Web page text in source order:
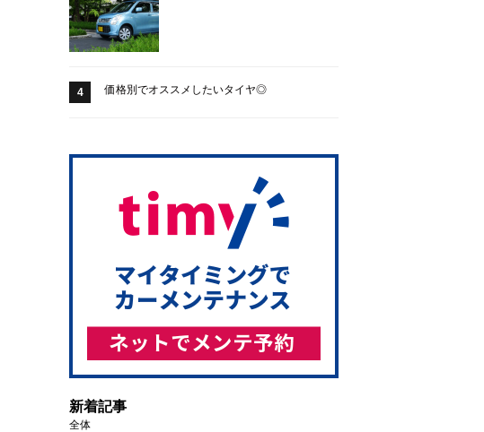
4 価格別でオススメしたいタイヤ◎
新着記事
全体